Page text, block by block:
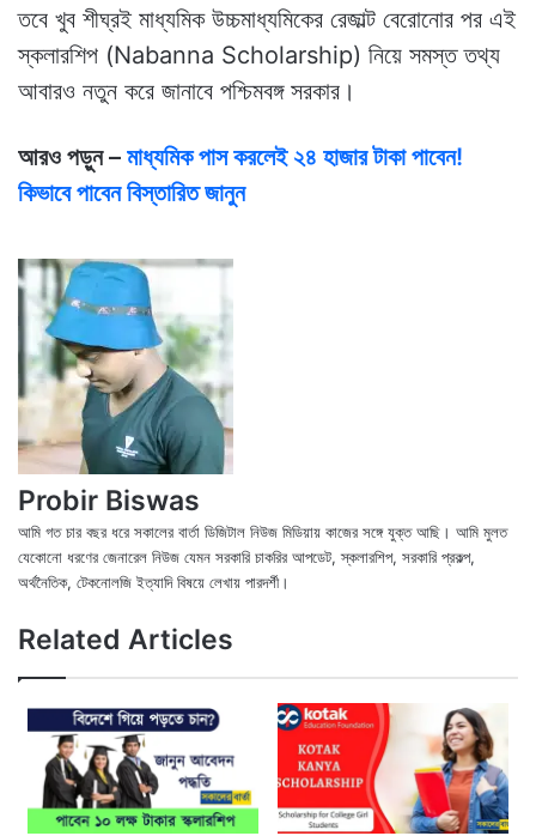
তবে খুব শীঘ্রই মাধ্যমিক উচ্চমাধ্যমিকের রেজাল্ট বেরোনোর পর এই
স্কলারশিপ (Nabanna Scholarship) নিয়ে সমস্ত তথ্য
আবারও নতুন করে জানাবে পশ্চিমবঙ্গ সরকার।
আরও পড়ুন – মাধ্যমিক পাস করলেই ২৪ হাজার টাকা পাবেন!
কিভাবে পাবেন বিস্তারিত জানুন
Probir Biswas
আমি গত চার বছর ধরে সকালের বার্তা ডিজিটাল নিউজ মিডিয়ায় কাজের সঙ্গে যুক্ত আছি। আমি মুলত
যেকোনো ধরণের জেনারেল নিউজ যেমন সরকারি চাকরির আপডেট, স্কলারশিপ, সরকারি প্রকল্প,
অর্থনৈতিক, টেকনোলজি ইত্যাদি বিষয়ে লেখায় পারদর্শী।
Related Articles